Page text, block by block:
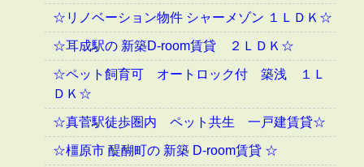
☆リノベーション物件 シャーメゾン １ＬＤＫ☆
☆耳成駅の 新築D-room賃貸 ２ＬＤＫ☆
☆ペット飼育可 オートロック付 築浅 １Ｌ
ＤＫ☆
☆真菅駅徒歩圏内 ペット共生 一戸建賃貸☆
☆橿原市 醍醐町の 新築 D-room賃貸 ☆